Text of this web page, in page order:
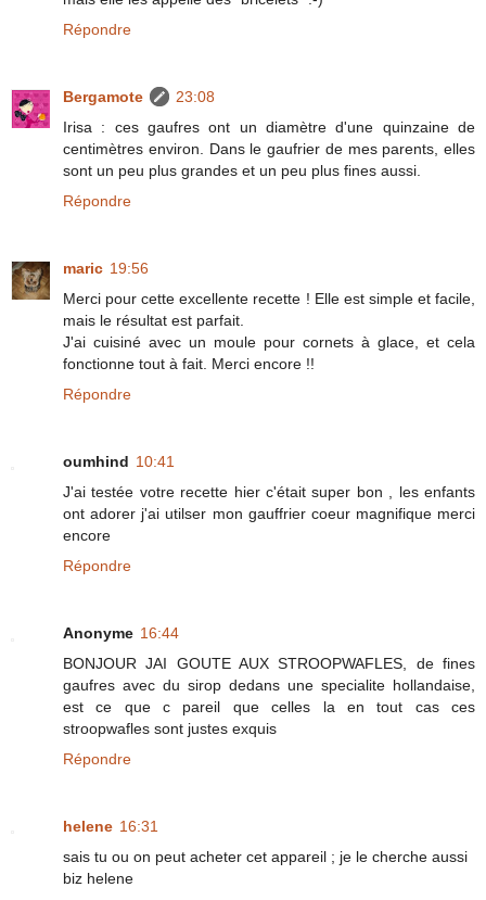
Répondre
Bergamote
23:08
Irisa : ces gaufres ont un diamètre d'une quinzaine de
centimètres environ. Dans le gaufrier de mes parents, elles
sont un peu plus grandes et un peu plus fines aussi.
Répondre
maric 19:56
Merci pour cette excellente recette ! Elle est simple et facile,
mais le résultat est parfait.
J'ai cuisiné avec un moule pour cornets à glace, et cela
fonctionne tout à fait. Merci encore !!
Répondre
oumhind 10:41
J'ai testée votre recette hier c'était super bon , les enfants
ont adorer j'ai utilser mon gauffrier coeur magnifique merci
encore
Répondre
Anonyme 16:44
BONJOUR JAI GOUTE AUX STROOPWAFLES, de fines
gaufres avec du sirop dedans une specialite hollandaise,
est ce que c pareil que celles la en tout cas ces
stroopwafles sont justes exquis
Répondre
helene 16:31
sais tu ou on peut acheter cet appareil ; je le cherche aussi
biz helene